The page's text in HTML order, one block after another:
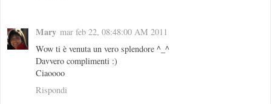
Mary mar feb 22, 08:48:00 AM 2011
Wow ti è venuta un vero splendore ^_^
Davvero complimenti :)
Ciaoooo
Rispondi